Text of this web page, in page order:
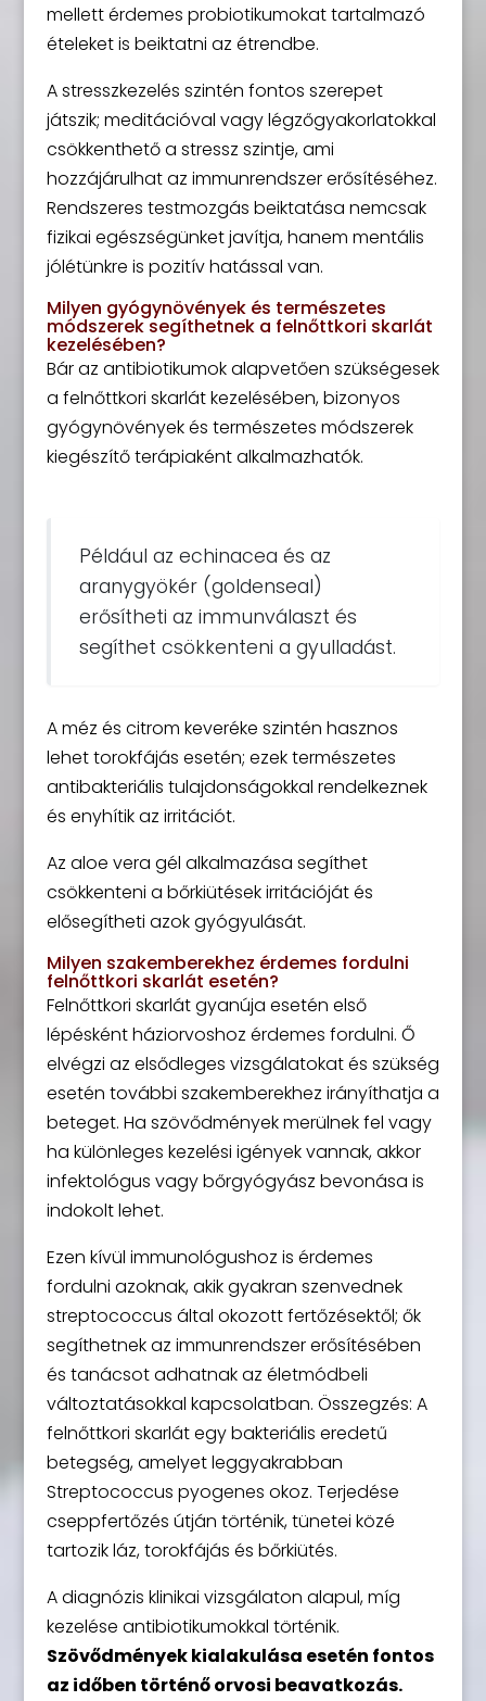
mellett érdemes probiotikumokat tartalmazó
ételeket is beiktatni az étrendbe.
A stresszkezelés szintén fontos szerepet
játszik; meditációval vagy légzőgyakorlatokkal
csökkenthető a stressz szintje, ami
hozzájárulhat az immunrendszer erősítéséhez.
Rendszeres testmozgás beiktatása nemcsak
fizikai egészségünket javítja, hanem mentális
jólétünkre is pozitív hatással van.
Milyen gyógynövények és természetes
módszerek segíthetnek a felnőttkori skarlát
kezelésében?
Bár az antibiotikumok alapvetően szükségesek
a felnőttkori skarlát kezelésében, bizonyos
gyógynövények és természetes módszerek
kiegészítő terápiaként alkalmazhatók.
Például az echinacea és az
aranygyökér (goldenseal)
erősítheti az immunválaszt és
segíthet csökkenteni a gyulladást.
A méz és citrom keveréke szintén hasznos
lehet torokfájás esetén; ezek természetes
antibakteriális tulajdonságokkal rendelkeznek
és enyhítik az irritációt.
Az aloe vera gél alkalmazása segíthet
csökkenteni a bőrkiütések irritációját és
elősegítheti azok gyógyulását.
Milyen szakemberekhez érdemes fordulni
felnőttkori skarlát esetén?
Felnőttkori skarlát gyanúja esetén első
lépésként háziorvoshoz érdemes fordulni. Ő
elvégzi az elsődleges vizsgálatokat és szükség
esetén további szakemberekhez irányíthatja a
beteget. Ha szövődmények merülnek fel vagy
ha különleges kezelési igények vannak, akkor
infektológus vagy bőrgyógyász bevonása is
indokolt lehet.
Ezen kívül immunológushoz is érdemes
fordulni azoknak, akik gyakran szenvednek
streptococcus által okozott fertőzésektől; ők
segíthetnek az immunrendszer erősítésében
és tanácsot adhatnak az életmódbeli
változtatásokkal kapcsolatban. Összegzés: A
felnőttkori skarlát egy bakteriális eredetű
betegség, amelyet leggyakrabban
Streptococcus pyogenes okoz. Terjedése
cseppfertőzés útján történik, tünetei közé
tartozik láz, torokfájás és bőrkiütés.
A diagnózis klinikai vizsgálaton alapul, míg
kezelése antibiotikumokkal történik.
Szövődmények kialakulása esetén fontos
az időben történő orvosi beavatkozás.